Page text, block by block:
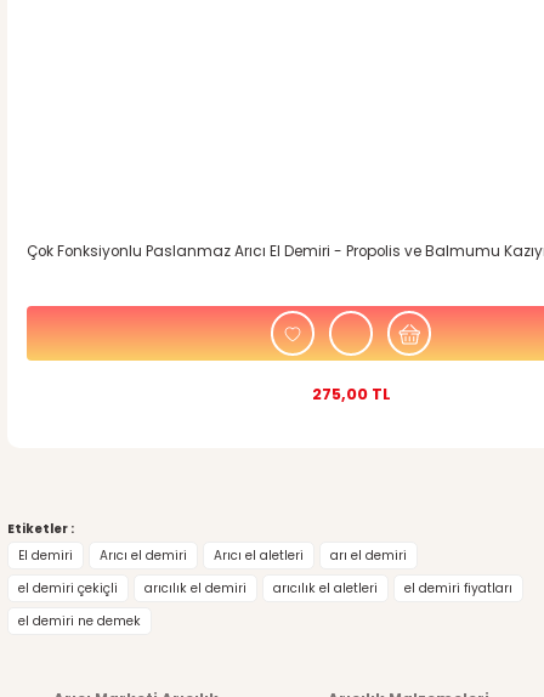
Çok Fonksiyonlu Paslanmaz Arıcı El Demiri - Propolis ve Balmumu
275,00 TL
Etiketler :
El demiri
Arıcı el demiri Arıcı el aletleri
arı el demiri
el demiri çekiçli
arıcılık el demiri arıcılık el aletleri
el demiri fiyatları
el demiri ne demek